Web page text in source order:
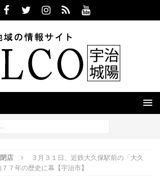
店
３月３１日、近鉄大久保駅前の「大久
７年の歴史に幕【宇治市】